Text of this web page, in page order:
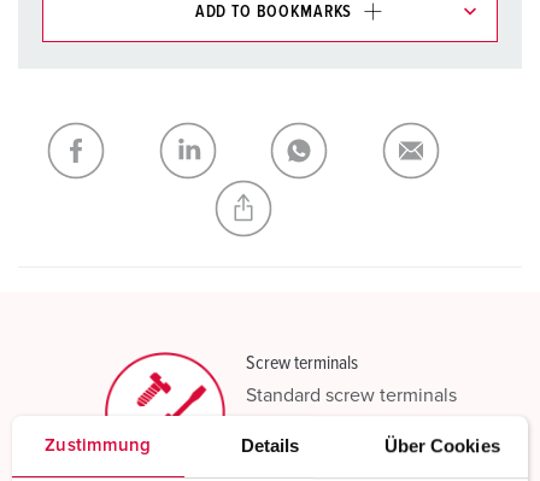
Zustimmung Details Über Cookies
ADD TO BOOKMARKS
My list ADD
CREATE A NEW LIST
Screw terminals
Standard screw terminals
Read more